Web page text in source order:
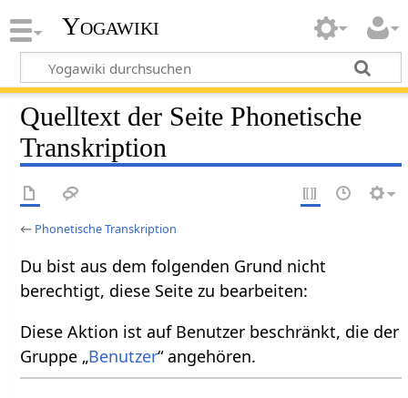
Yogawiki
Quelltext der Seite Phonetische
Transkription
← Phonetische Transkription
Du bist aus dem folgenden Grund nicht
berechtigt, diese Seite zu bearbeiten:
Diese Aktion ist auf Benutzer beschränkt, die der
Gruppe „Benutzer“ angehören.